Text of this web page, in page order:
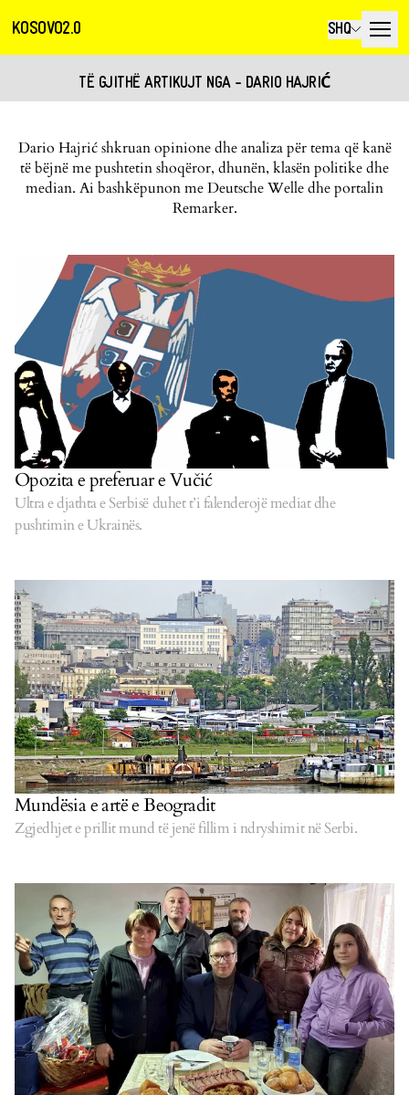
KOSOVO2.0 SHQ
TË GJITHË ARTIKUJT NGA - DARIO HAJRIĆ
Dario Hajrić shkruan opinione dhe analiza për tema që kanë
të bëjnë me pushtetin shoqëror, dhunën, klasën politike dhe
median. Ai bashkëpunon me Deutsche Welle dhe portalin
Remarker.
Opozita e preferuar e Vučić
Ultra e djathta e Serbisë duhet t’i falenderojë mediat dhe
pushtimin e Ukrainës.
Mundësia e artë e Beogradit
Zgjedhjet e prillit mund të jenë fillim i ndryshimit në Serbi.